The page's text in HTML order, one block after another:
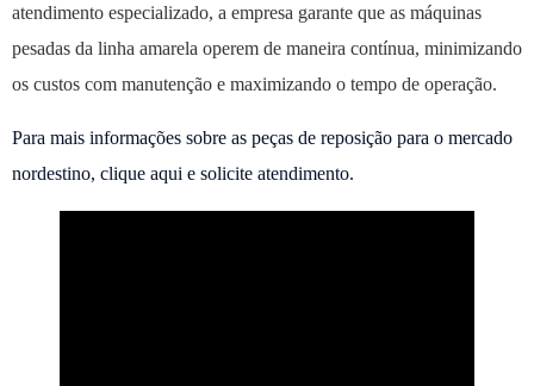
atendimento especializado, a empresa garante que as máquinas
pesadas da linha amarela operem de maneira contínua, minimizando
os custos com manutenção e maximizando o tempo de operação.
Para mais informações sobre as peças de reposição para o mercado
nordestino, clique aqui e solicite atendimento.